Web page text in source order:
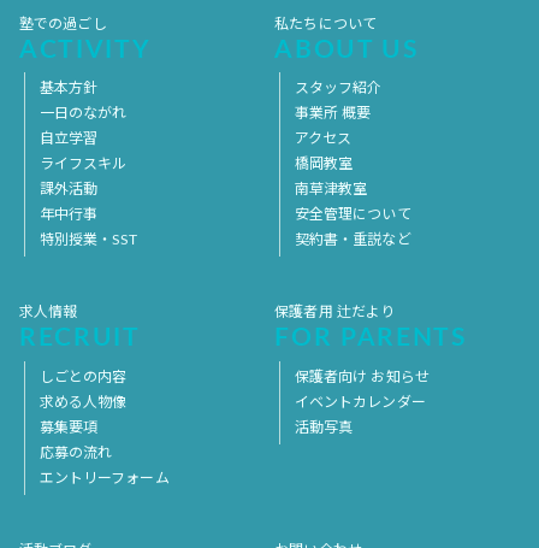
塾での過ごし
ACTIVITY
基本方針
一日のながれ
自立学習
ライフスキル
課外活動
年中行事
特別授業・SST
私たちについて
ABOUT US
スタッフ紹介
事業所 概要
アクセス
橋岡教室
南草津教室
安全管理について
契約書・重説など
求人情報
RECRUIT
しごとの内容
求める人物像
募集要項
応募の流れ
エントリーフォーム
保護者用 辻だより
FOR PARENTS
保護者向け お知らせ
イベントカレンダー
活動写真